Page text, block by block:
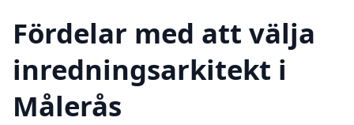
Fördelar med att välja
inredningsarkitekt i
Målerås